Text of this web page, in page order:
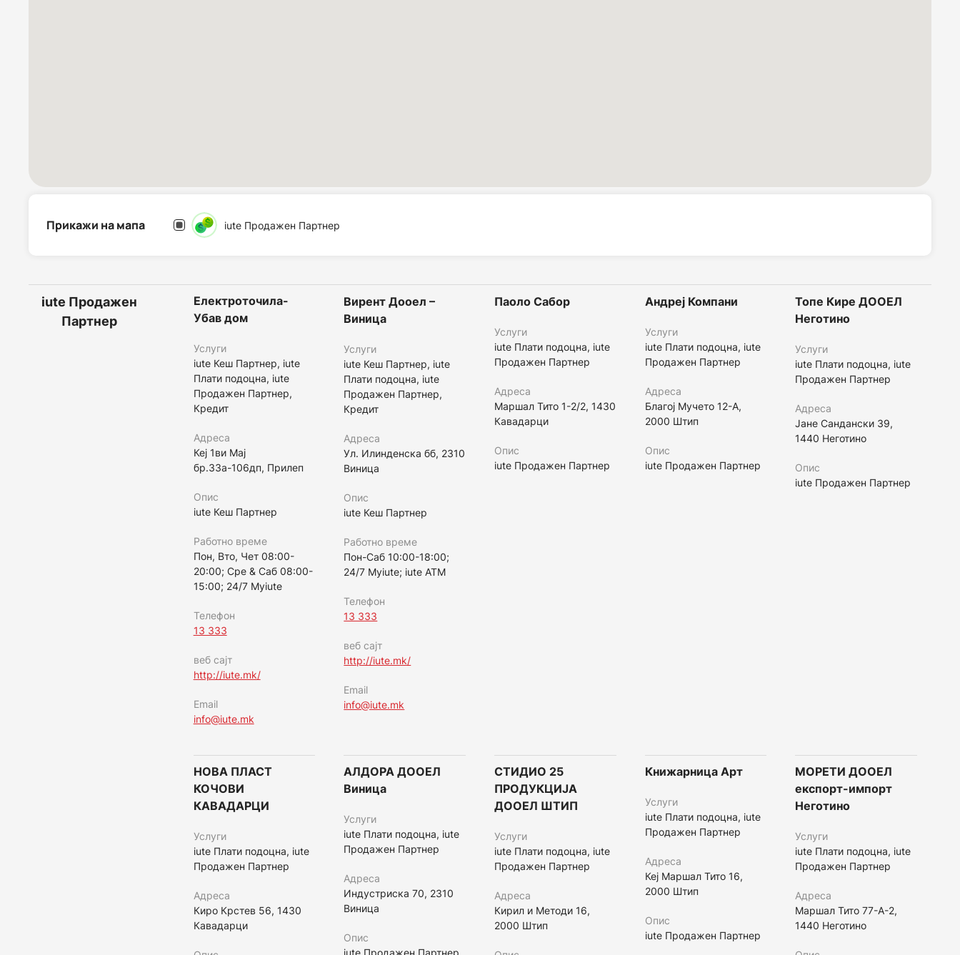
Прикажи на мапа iute Продажен Партнер
iute Продажен
Партнер
Електроточила-
Убав дом
Услуги
iute Кеш Партнер, iute
Плати подоцна, iute
Продажен Партнер,
Кредит
Адреса
Кеј 1ви Мај
бр.33а-106дп, Прилеп
Опис
iute Кеш Партнер
Работно време
Пон, Вто, Чет 08:00-
20:00; Сре & Саб 08:00-
15:00; 24/7 Myiute
Телефон
13 333
веб сајт
http://iute.mk/
Email
info@iute.mk
Вирент Дооел –
Виница
Услуги
iute Кеш Партнер, iute
Плати подоцна, iute
Продажен Партнер,
Кредит
Адреса
Ул. Илинденска бб, 2310
Виница
Опис
iute Кеш Партнер
Работно време
Пон-Саб 10:00-18:00;
24/7 Myiute; iute ATM
Телефон
13 333
веб сајт
http://iute.mk/
Email
info@iute.mk
Паоло Сабор
Услуги
iute Плати подоцна, iute
Продажен Партнер
Адреса
Маршал Тито 1-2/2, 1430
Кавадарци
Опис
iute Продажен Партнер
Андреј Компани
Услуги
iute Плати подоцна, iute
Продажен Партнер
Адреса
Благој Мучето 12-А,
2000 Штип
Опис
iute Продажен Партнер
Топе Кире ДООЕЛ
Неготино
Услуги
iute Плати подоцна, iute
Продажен Партнер
Адреса
Јане Сандански 39,
1440 Неготино
Опис
iute Продажен Партнер
НОВА ПЛАСТ
КОЧОВИ
КАВАДАРЦИ
Услуги
iute Плати подоцна, iute
Продажен Партнер
Адреса
Киро Крстев 56, 1430
Кавадарци
АЛДОРА ДООЕЛ
Виница
Услуги
iute Плати подоцна, iute
Продажен Партнер
Адреса
Индустриска 70, 2310
Виница
Опис
iute Продажен Партнер
СТИДИО 25
ПРОДУКЦИЈА
ДООЕЛ ШТИП
Услуги
iute Плати подоцна, iute
Продажен Партнер
Адреса
Кирил и Методи 16,
2000 Штип
Книжарница Арт
Услуги
iute Плати подоцна, iute
Продажен Партнер
Адреса
Кеј Маршал Тито 16,
2000 Штип
Опис
iute Продажен Партнер
МОРЕТИ ДООЕЛ
експорт-импорт
Неготино
Услуги
iute Плати подоцна, iute
Продажен Партнер
Адреса
Маршал Тито 77-А-2,
1440 Неготино